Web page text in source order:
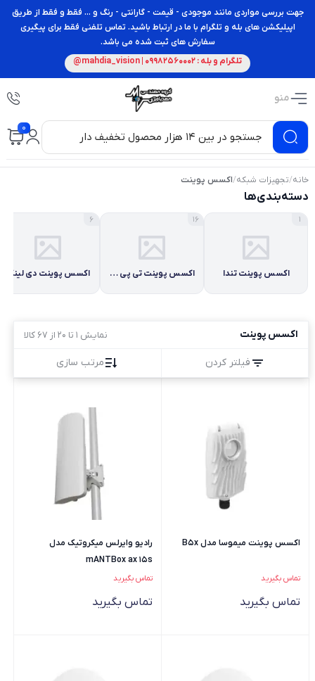
جهت بررسی مواردی مانند موجودی - قیمت - گارانتی - رنگ و ... فقط و فقط از طریق
اپیلیکشن های بله و تلگرام با ما در ارتباط باشید. تماس تلفنی فقط برای پیگیری
سفارش های ثبت شده می باشد.
تلگرام و بله : 09982560002 | mahdia_vision@
منو
0
خانه/تجهیزات شبکه/اکسس پوینت
دسته‌بندی‌ها
1
اکسس پوینت تندا
16
اکسس پوینت تی پی لینک
6
اکسس پوینت دی لینک
اکسس پوینت نمایش 1 تا 20 از 67 کالا
فیلتر کردن مرتب سازی
اکسس پوینت میموسا مدل B5x
تماس بگیرید
تماس بگیرید
رادیو وایرلس میکروتیک مدل
mANTBox ax 15s
تماس بگیرید
تماس بگیرید